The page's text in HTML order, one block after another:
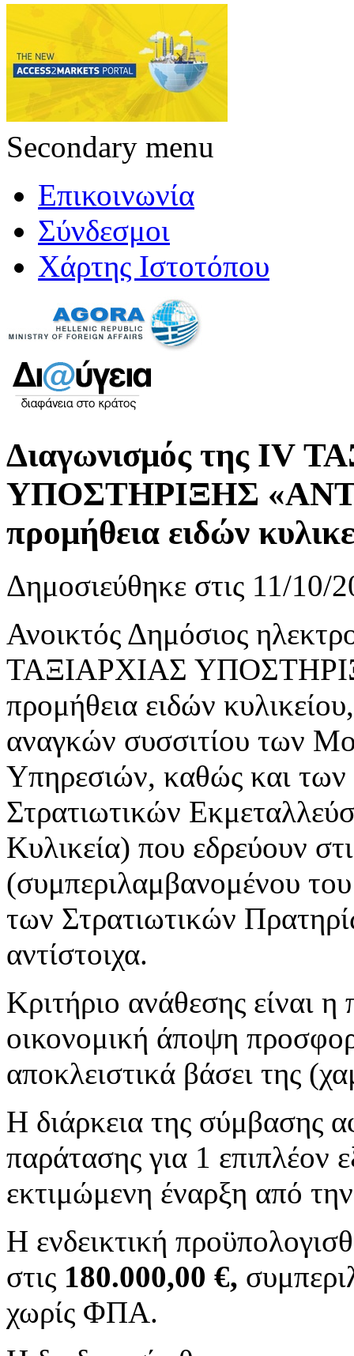
Secondary menu
Επικοινωνία
Σύνδεσμοι
Χάρτης Ιστοτόπου
Διαγωνισμός της ΙV
ΥΠΟΣΤΗΡΙΞΗΣ
προμήθεια ειδών
Δημοσιεύθηκε στις 11/10/
Ανοικτός Δημόσιος
ΤΑΞΙΑΡΧΙΑΣ
προμήθεια ειδών
αναγκών συσσιτίου των
Υπηρεσιών, καθώς και
Στρατιωτικών
Κυλικεία) που εδρεύουν
(συμπεριλαμβανομένου
των Στρατιωτικών
αντίστοιχα.
Κριτήριο ανάθεσης είναι
οικονομική άποψη
αποκλειστικά βάσει της
Η διάρκεια της σύμβασης
παράτασης για 1 επιπλέον
εκτιμώμενη έναρξη από
Η ενδεικτική
στις 180.000,00 €,
χωρίς ΦΠΑ.